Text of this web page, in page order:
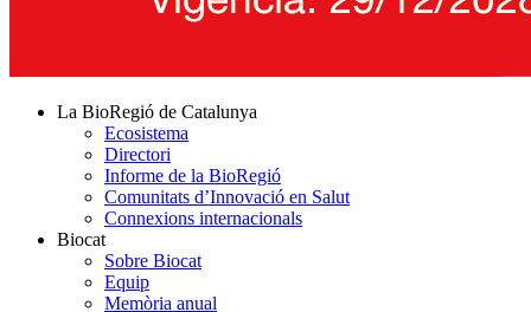
La BioRegió de Catalunya
Ecosistema
Directori
Informe de la BioRegió
Comunitats d’Innovació en Salut
Connexions internacionals
Biocat
Sobre Biocat
Equip
Memòria anual